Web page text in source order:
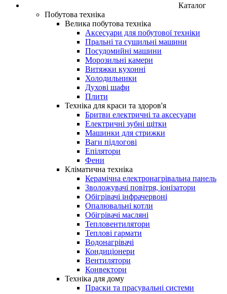
Каталог
Побутова техніка
Велика побутова техніка
Аксесуари для побутової техніки
Пральні та сушильні машини
Посудомийні машини
Морозильні камери
Витяжки кухонні
Холодильники
Духові шафи
Плити
Техніка для краси та здоров'я
Бритви електричні та аксесуари
Електричні зубні щітки
Машинки для стрижки
Ваги підлогові
Епілятори
Фени
Кліматична техніка
Керамічна електронагрівальна панель
Зволожувачі повітря, іонізатори
Обігрівачі інфрачервоні
Опалювальні котли
Обігрівачі масляні
Тепловентилятори
Теплові гармати
Водонагрівачі
Кондиціонери
Вентилятори
Конвектори
Техніка для дому
Праски та прасувальні системи